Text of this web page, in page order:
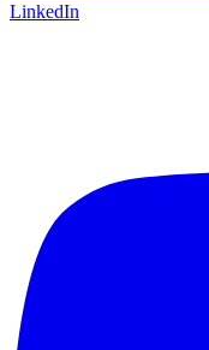
LinkedIn